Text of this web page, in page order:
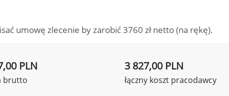
umowę zlecenie by zarobić 3760 zł netto (na rękę).
PLN
brutto
3 827,00 PLN
łączny koszt pracodawcy